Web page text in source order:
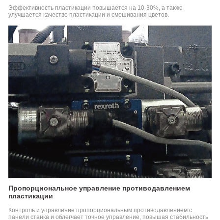
Расширение
Возможностей
Промышленности
Интеллектуальные
Производственные
Решения
Машина
Литья
Под
Давлением
Специального
Назначения
Серия
Термопластавтоматов
Для
Переработки
PET
Вертикальный
термопластавтомат
Вертикальный
термопластавтомат
Серия
VM
отрасль_применить
Эффективность пластикации повышается на 10-30%, а также
улучшается качество пластикации и смешивания цветов.
Пропорциональное управление противодавлением
пластикации
Контроль и управление пропорциональным противодавлением с
панели станка и облегчает точное управление, повышая стабильность